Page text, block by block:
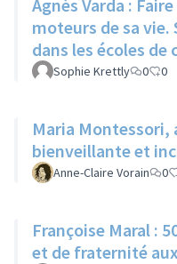
Agnès Varda :
moteurs de sa
dans les écoles
Sophie Krettly 0 0
Maria
bienveillante et
Anne-Claire Vorain 0
Françoise Maral :
et de fraternité